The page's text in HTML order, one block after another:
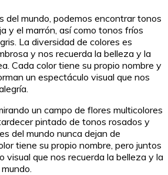
del mundo, podemos encontrar tonos
y el marrón, así como tonos fríos
La diversidad de colores es
y nos recuerda la belleza y la
Cada color tiene su propio nombre y
un espectáculo visual que nos
un campo de flores multicolores
pintado de tonos rosados y
del mundo nunca dejan de
tiene su propio nombre, pero juntos
visual que nos recuerda la belleza y la